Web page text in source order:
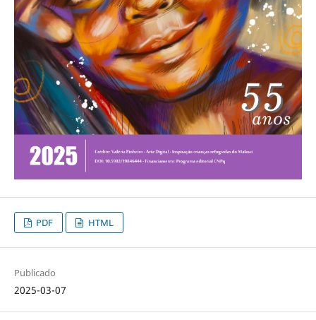
PDF HTML
Publicado
2025-03-07